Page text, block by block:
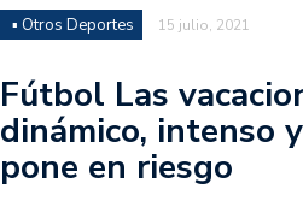
Empieza el
▪ Otros Deportes 15 julio, 2021
Fútbol Las
dinámico, intenso
pone en riesgo